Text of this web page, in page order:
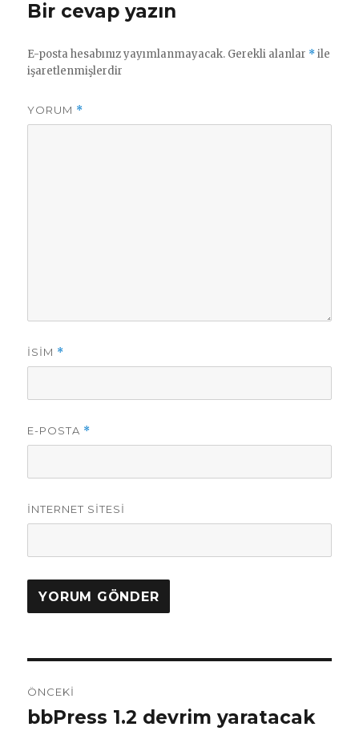
Bir cevap yazın
E-posta hesabınız yayımlanmayacak. Gerekli alanlar *ile
işaretlenmişlerdir
YORUM *
İSIM *
E-POSTA *
İNTERNET SITESI
dolaşımı
ÖNCEKI
Önceki
bbPress 1.2 devrim yaratacak